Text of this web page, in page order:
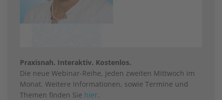
Praxisnah. Interaktiv. Kostenlos.
Die neue Webinar-Reihe, jeden zweiten Mittwoch im
Monat. Weitere Informationen, sowie Termine und
Themen finden Sie hier.